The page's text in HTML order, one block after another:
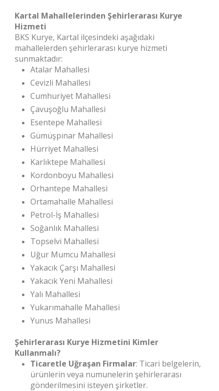
Kartal Mahallelerinden Şehirlerarası Kurye
Hizmeti
BKS Kurye, Kartal ilçesindeki aşağıdaki
mahallelerden şehirlerarası kurye hizmeti
sunmaktadır:
Atalar Mahallesi
Cevizli Mahallesi
Cumhuriyet Mahallesi
Çavuşoğlu Mahallesi
Esentepe Mahallesi
Gümüşpınar Mahallesi
Hürriyet Mahallesi
Karlıktepe Mahallesi
Kordonboyu Mahallesi
Orhantepe Mahallesi
Ortamahalle Mahallesi
Petrol-İş Mahallesi
Soğanlık Mahallesi
Topselvi Mahallesi
Uğur Mumcu Mahallesi
Yakacık Çarşı Mahallesi
Yakacık Yeni Mahallesi
Yalı Mahallesi
Yukarımahalle Mahallesi
Yunus Mahallesi
Şehirlerarası Kurye Hizmetini Kimler
Kullanmalı?
Ticaretle Uğraşan Firmalar: Ticari belgelerin,
ürünlerin veya numunelerin şehirlerarası
gönderilmesini isteyen şirketler.